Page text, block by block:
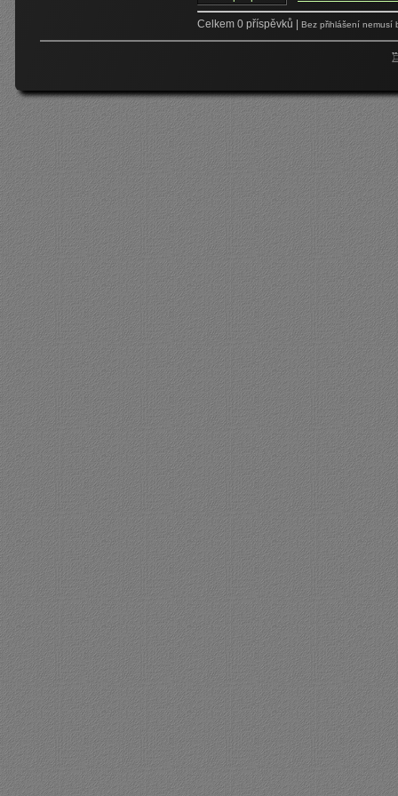
Celkem 0 příspěvků | Bez přihlášení nemusí